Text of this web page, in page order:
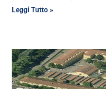
Leggi Tutto »